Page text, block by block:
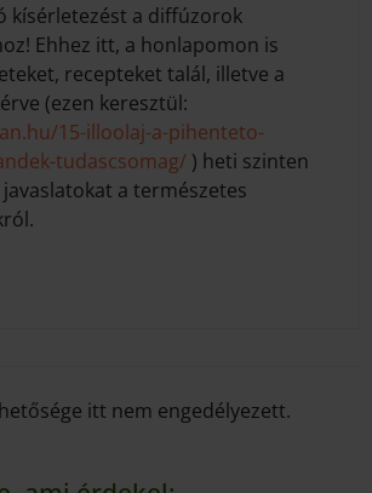
kísérletezést a diffúzorok
Ehhez itt, a honlapomon is
recepteket talál, illetve a
(ezen keresztül:
15-illoolaj-a-pihenteto-
tudascsomag/ ) heti szinten
a természetes
itt nem engedélyezett.